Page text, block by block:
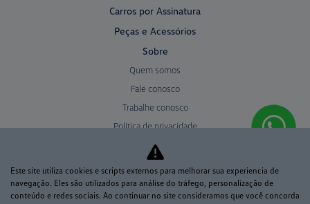
Carros por Assinatura
Peças e Acessórios
Sobre
Quem somos
Fale conosco
Trabalhe conosco
Política de privacidade
Código de Conduta Assobrav
No trânsito, enxergar o outro salva vidas.
Este site utiliza cookies e scripts externos para melhorar sua experiencia de
navegação. Eles são utilizados para análise do tráfego, personalização de
conteúdo e redes sociais. Ao continuar no site consideramos que você concorda